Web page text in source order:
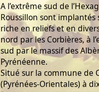
A l’extrême sud de
Roussillon sont
riche en reliefs et en
nord par les Corbières, à
sud par le massif des
Pyrénéenne.
Situé sur la commune de
(Pyrénées-Orientales) à